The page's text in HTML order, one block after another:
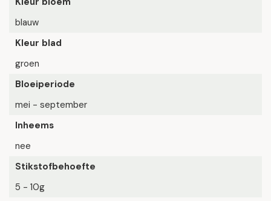
blauw
Kleur blad
groen
Bloeiperiode
mei - september
Inheems
nee
Stikstofbehoefte
5 - 10g